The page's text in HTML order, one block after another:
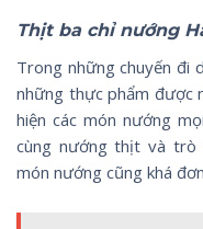
Thịt ba chỉ nướng
Trong những chuyến đi
những thực phẩm được
hiện các món nướng
cùng nướng thịt và trò
món nướng cũng khá